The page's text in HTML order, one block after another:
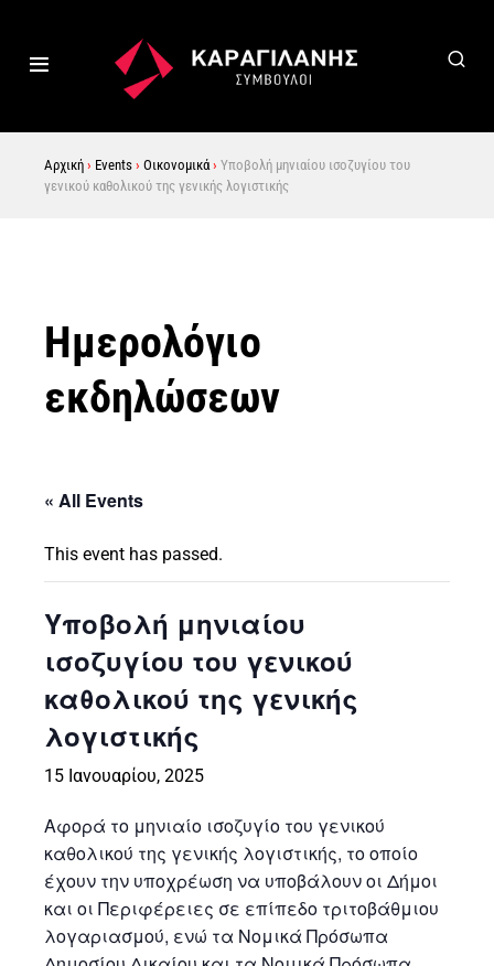
Αρχική › Events › Οικονομικά › Υποβολή μηνιαίου ισοζυγίου του
γενικού καθολικού της γενικής λογιστικής
Ημερολόγιο
εκδηλώσεων
« All Events
This event has passed.
Υποβολή μηνιαίου
ισοζυγίου του γενικού
καθολικού της γενικής
λογιστικής
15 Ιανουαρίου, 2025
Αφορά το μηνιαίο ισοζυγίο του γενικού
καθολικού της γενικής λογιστικής, το οποίο
έχουν την υποχρέωση να υποβάλουν οι Δήμοι
και οι Περιφέρειες σε επίπεδο τριτοβάθμιου
λογαριασμού, ενώ τα Νομικά Πρόσωπα